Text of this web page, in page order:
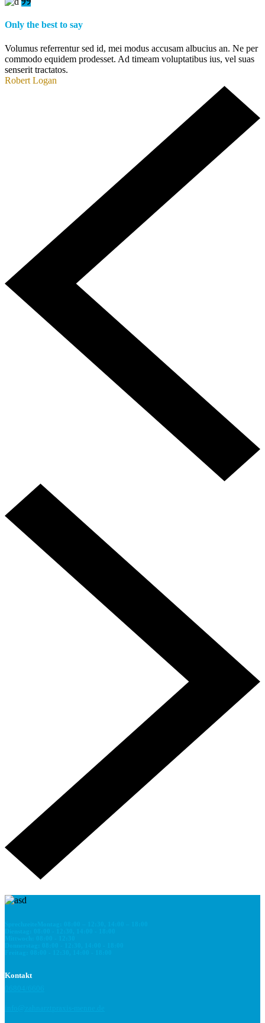
Only the best to say
Volumus referrentur sed id, mei modus accusam albucius an. Ne per
commodo equidem prodesset. Ad timeam voluptatibus ius, vel suas
senserit tractatos.
Robert Logan
Kontakt